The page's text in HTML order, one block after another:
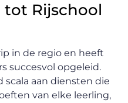
Rijschool
in de regio en heeft
succesvol opgeleid.
scala aan diensten die
van elke leerling,